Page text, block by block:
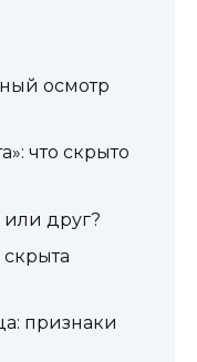
осмотр
что скрыто
друг?
скрыта
признаки